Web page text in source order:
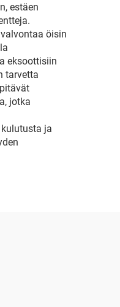
estäen
öisin
eksoottisiin
tarvetta
jotka
ja